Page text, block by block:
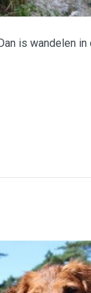
is wandelen